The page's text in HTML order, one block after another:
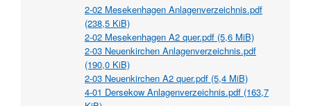
2-02 Mesekenhagen Anlagenverzeichnis.pdf
(238,5 KiB)
2-02 Mesekenhagen A2 quer.pdf (5,6 MiB)
2-03 Neuenkirchen Anlagenverzeichnis.pdf
(190,0 KiB)
2-03 Neuenkirchen A2 quer.pdf (5,4 MiB)
4-01 Dersekow Anlagenverzeichnis.pdf (163,7